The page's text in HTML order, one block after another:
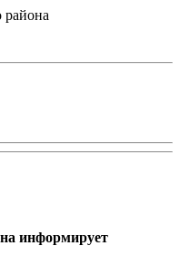
информирует